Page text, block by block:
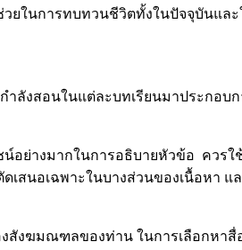
ยในการทบทวนชีวิตทั้งในปัจจุบันแล
ลังสอนในแต่ละบทเรียนมาประกอบ
น์อย่างมากในการอธิบายหัวข้อ ควร
ดเสนอเฉพาะในบางส่วนของเนื้อหา
งฆมณฑลของท่าน ในการเลือกหาสื่